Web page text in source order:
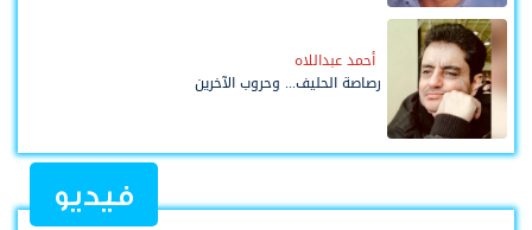
أحمد عبداللاه
رصاصة الحليف... وحروب الآخرين
فيديو